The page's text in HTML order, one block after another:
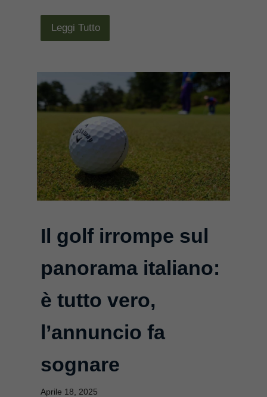
Leggi Tutto
Il golf irrompe sul
panorama italiano:
è tutto vero,
l’annuncio fa
sognare
Aprile 18, 2025